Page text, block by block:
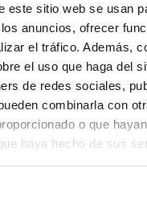
este sitio web se usan
anuncios, ofrecer
el tráfico. Además,
el uso que haga del
de redes sociales,
combinarla con
o que
haya hecho de sus
de color
de repr. cromática
apertura